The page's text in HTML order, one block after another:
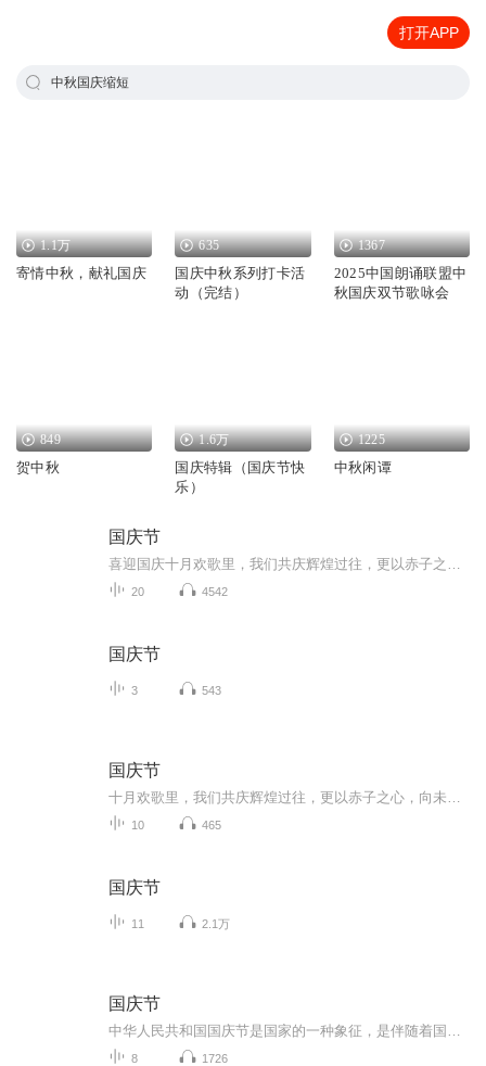
打开APP
中秋国庆缩短
1.1万
寄情中秋，献礼国庆
635
国庆中秋系列打卡活
动（完结）
1367
2025中国朗诵联盟中
秋国庆双节歌咏会
849
贺中秋
1.6万
国庆特辑（国庆节快
乐）
1225
中秋闲谭
国庆节
20 4542
国庆节
3 543
国庆节
10 465
国庆节
11 2.1万
国庆节
8 1726